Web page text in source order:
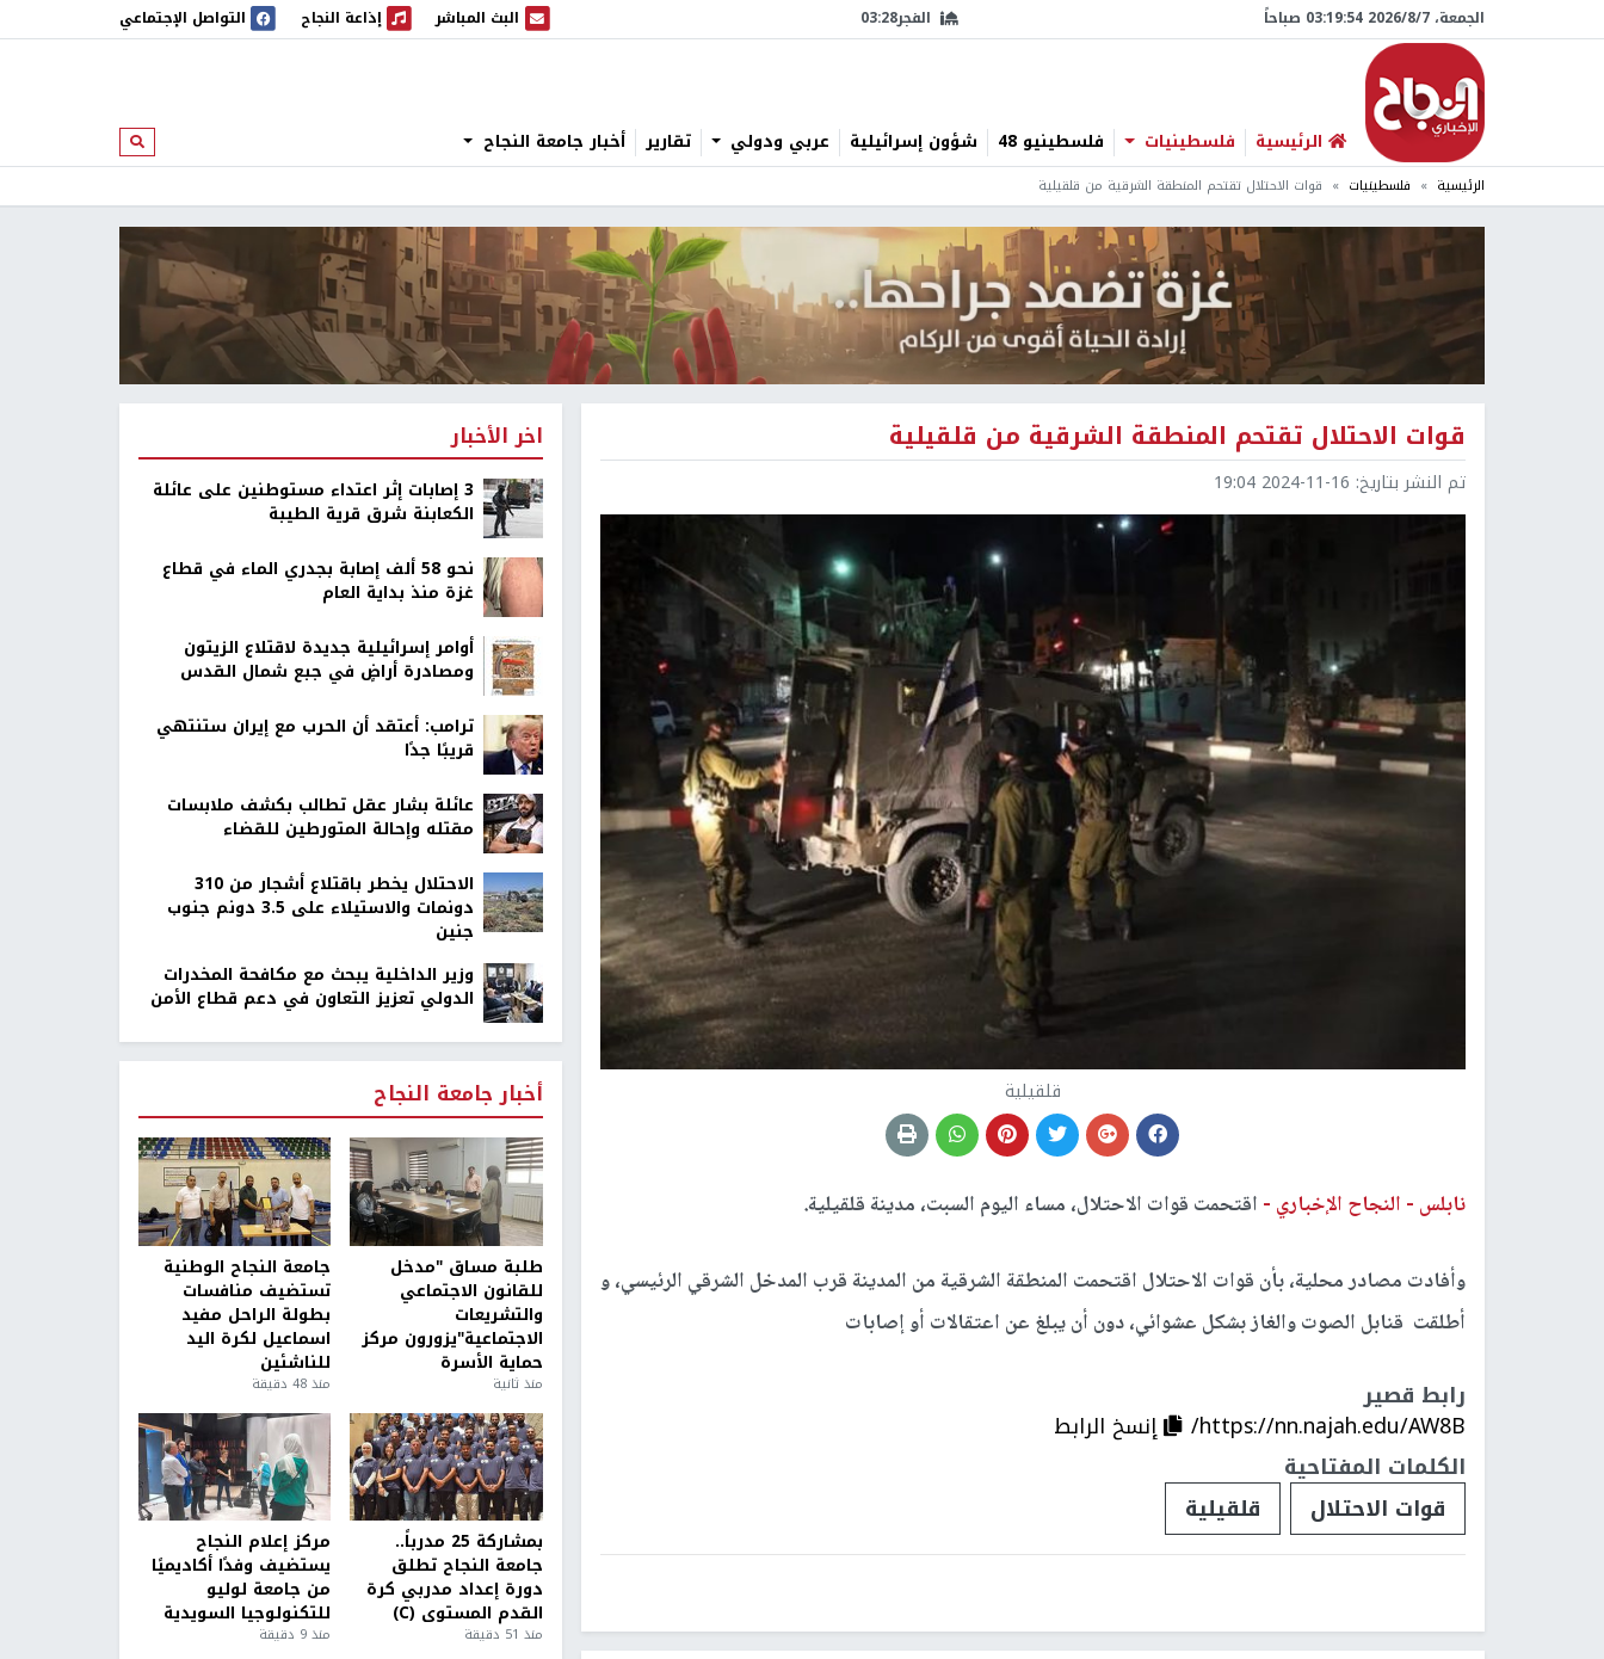
الجمعة، 7/‏8/‏2026 03:19:55 صباحاً الفجر03:28 البث المباشر
البث المباشر إذاعة النجاح
إذاعة النجاح التواصل الإجتماعي
الرئيسية فلسطينيات فلسطينيو 48 شؤون إسرائيلية عربي ودولي تقارير أخبار جامعة النجاح ابحث
الرئيسية فلسطينيات قوات الاحتلال تقتحم المنطقة الشرقية من قلقيلية
قوات الاحتلال تقتحم المنطقة الشرقية من قلقيلية
تم النشر بتاريخ: 2024-11-16 19:04
قلقيلية
نابلس - النجاح الإخباري - اقتحمت قوات الاحتلال، مساء اليوم السبت، مدينة قلقيلية.
وأفادت مصادر محلية، بأن قوات الاحتلال اقتحمت المنطقة الشرقية من المدينة قرب المدخل الشرقي الرئيسي، و
أطلقت قنابل الصوت والغاز بشكل عشوائي، دون أن يبلغ عن اعتقالات أو إصابات
رابط قصير
https://nn.najah.edu/AW8B/
إنسخ الرابط
الكلمات المفتاحية
قوات الاحتلال
قلقيلية
اخر الأخبار
‏3 إصابات إثر اعتداء مستوطنين على عائلة
الكعابنة شرق قرية الطيبة
نحو 58 ألف إصابة بجدري الماء في قطاع
غزة منذ بداية العام
أوامر إسرائيلية جديدة لاقتلاع الزيتون
ومصادرة أراضٍ في جبع شمال القدس
ترامب: أعتقد أن الحرب مع إيران ستنتهي
قريبًا جدًا
عائلة بشار عقل تطالب بكشف ملابسات
مقتله وإحالة المتورطين للقضاء
الاحتلال يخطر باقتلاع أشجار من 310
دونمات والاستيلاء على 3.5 دونم جنوب
جنين
وزير الداخلية يبحث مع مكافحة المخدرات
الدولي تعزيز التعاون في دعم قطاع الأمن
أخبار جامعة النجاح
طلبة مساق "مدخل
للقانون الاجتماعي
والتشريعات
الاجتماعية"يزورون مركز
حماية الأسرة
منذ ثانية
جامعة النجاح الوطنية
تستضيف منافسات
بطولة الراحل مفيد
اسماعيل لكرة اليد
للناشئين
منذ 48 دقيقة
بمشاركة 25 مدرباً..
جامعة النجاح تطلق
دورة إعداد مدربي كرة
القدم المستوى (C)
منذ 51 دقيقة
مركز إعلام النجاح
يستضيف وفدًا أكاديميًا
من جامعة لوليو
للتكنولوجيا السويدية
منذ 9 دقيقة